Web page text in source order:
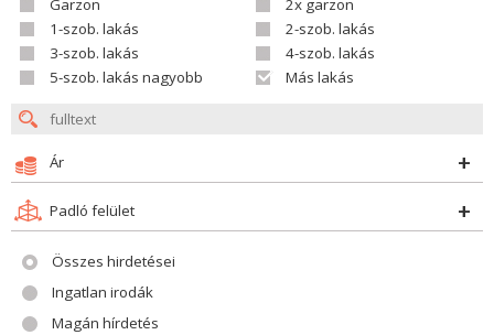
Garzon
2x garzon
1-szob. lakás
2-szob. lakás
3-szob. lakás
4-szob. lakás
5-szob. lakás nagyobb
Más lakás
Ár
Padló felület
Összes hirdetései
Ingatlan irodák
Magán hírdetés